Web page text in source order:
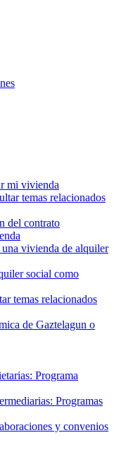
mi vivienda
temas relacionados
del contrato
una vivienda de alquiler
social como
temas relacionados
de Gaztelagun o
Programa
Programas
y convenios